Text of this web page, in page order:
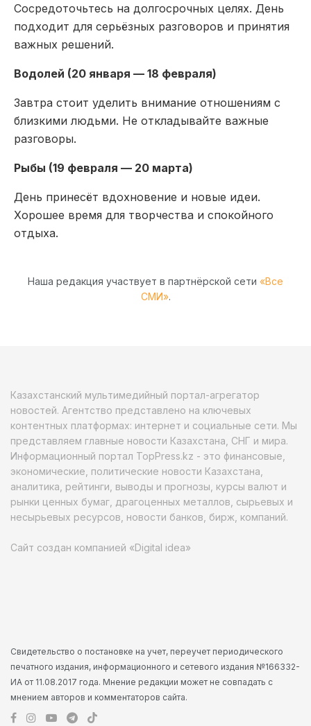
Сосредоточьтесь на долгосрочных целях. День
подходит для серьёзных разговоров и принятия
важных решений.
Водолей (20 января — 18 февраля)
Завтра стоит уделить внимание отношениям с
близкими людьми. Не откладывайте важные
разговоры.
Рыбы (19 февраля — 20 марта)
День принесёт вдохновение и новые идеи.
Хорошее время для творчества и спокойного
отдыха.
Наша редакция участвует в партнёрской сети «Все
СМИ».
Казахстанский мультимедийный портал-агрегатор
новостей. Агентство представлено на ключевых
контентных платформах: интернет и социальные сети. Мы
представляем главные новости Казахстана, СНГ и мира.
Информационный портал TopPress.kz - это финансовые,
экономические, политические новости Казахстана,
аналитика, рейтинги, выводы и прогнозы, курсы валют и
рынки ценных бумаг, драгоценных металлов, сырьевых и
несырьевых ресурсов, новости банков, бирж, компаний.
Сайт создан компанией «Digital idea»
Свидетельство о постановке на учет, переучет периодического
печатного издания, информационного и сетевого издания №166332-
ИА от 11.08.2017 года. Мнение редакции может не совпадать с
мнением авторов и комментаторов сайта.